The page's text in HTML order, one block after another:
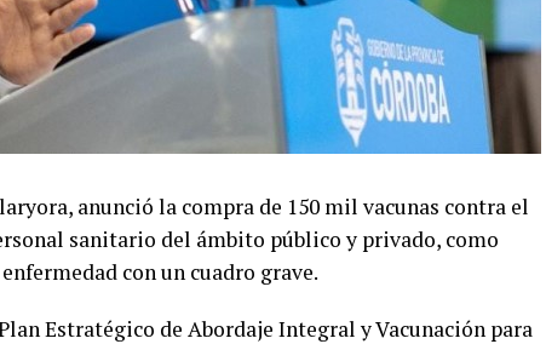
anunció la compra de 150 mil vacunas contra el
sanitario del ámbito público y privado, como
con un cuadro grave.
Estratégico de Abordaje Integral y Vacunación para